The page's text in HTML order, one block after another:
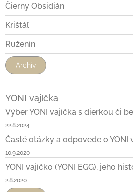
Čierny Obsidián
Krištáľ
Ruženín
Archív
YONI vajíčka
Výber YONI vajíčka s dierkou či
22.8.2024
Časté otázky a odpovede o YONI
10.9.2020
YONI vajíčko (YONI EGG), jeho
2.8.2020